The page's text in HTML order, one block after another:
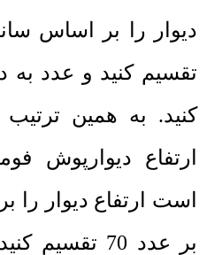
تقسیم کنید و عدد
کنید. به همین ترتیب
است ارتفاع دیوار را
بر عدد 70